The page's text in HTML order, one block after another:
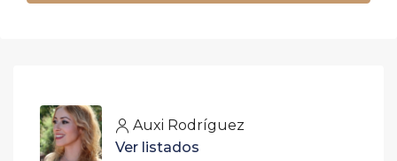
Auxi Rodríguez
Ver listados